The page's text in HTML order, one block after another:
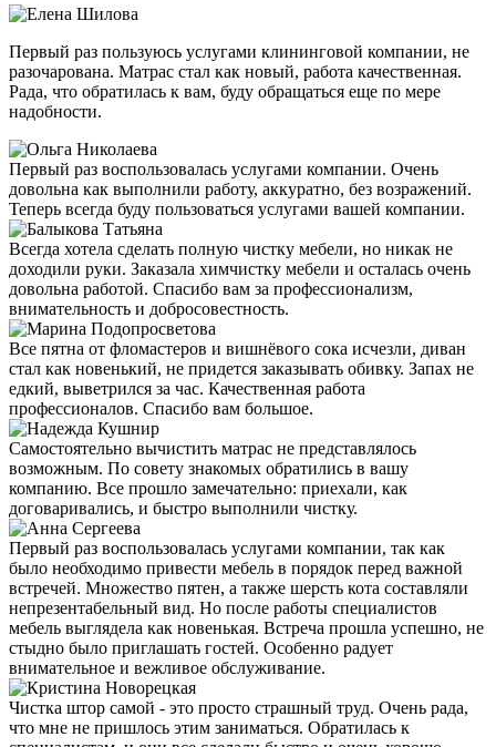
Первый раз пользуюсь услугами клининговой компании, не
разочарована. Матрас стал как новый, работа качественная.
Рада, что обратилась к вам, буду обращаться еще по мере
надобности.
Первый раз воспользовалась услугами компании. Очень
довольна как выполнили работу, аккуратно, без возражений.
Теперь всегда буду пользоваться услугами вашей компании.
Всегда хотела сделать полную чистку мебели, но никак не
доходили руки. Заказала химчистку мебели и осталась очень
довольна работой. Спасибо вам за профессионализм,
внимательность и добросовестность.
Все пятна от фломастеров и вишнёвого сока исчезли, диван
стал как новенький, не придется заказывать обивку. Запах не
едкий, выветрился за час. Качественная работа
профессионалов. Спасибо вам большое.
Самостоятельно вычистить матрас не представлялось
возможным. По совету знакомых обратились в вашу
компанию. Все прошло замечательно: приехали, как
договаривались, и быстро выполнили чистку.
Первый раз воспользовалась услугами компании, так как
было необходимо привести мебель в порядок перед важной
встречей. Множество пятен, а также шерсть кота составляли
непрезентабельный вид. Но после работы специалистов
мебель выглядела как новенькая. Встреча прошла успешно, не
стыдно было приглашать гостей. Особенно радует
внимательное и вежливое обслуживание.
Чистка штор самой - это просто страшный труд. Очень рада,
что мне не пришлось этим заниматься. Обратилась к